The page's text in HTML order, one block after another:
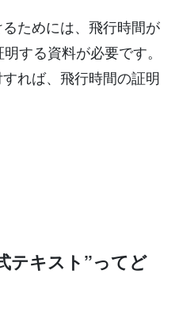
ためには、飛行時間が
する資料が必要です。
れば、飛行時間の証明
テキスト”ってど